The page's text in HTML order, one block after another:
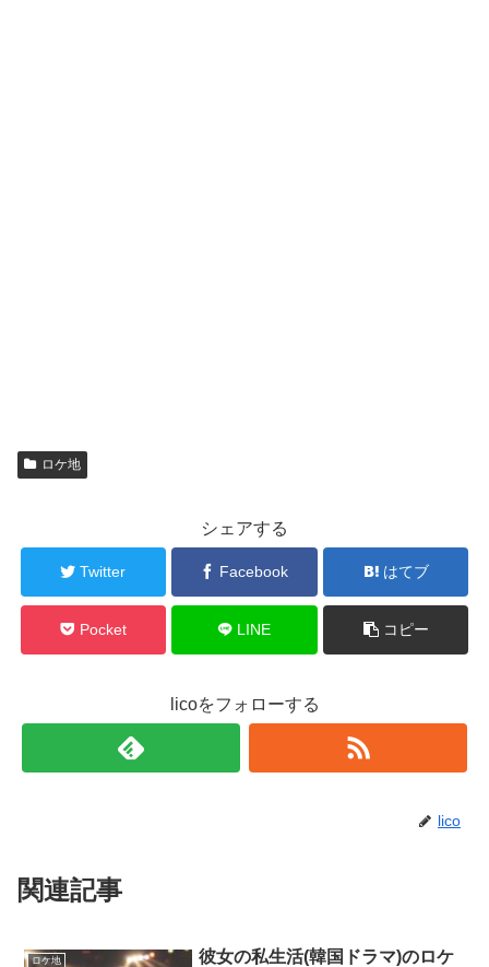
ロケ地
シェアする
Twitter Facebook はてブ
Pocket LINE コピー
licoをフォローする
lico
関連記事
ロケ地
彼女の私生活(韓国ドラマ)のロケ